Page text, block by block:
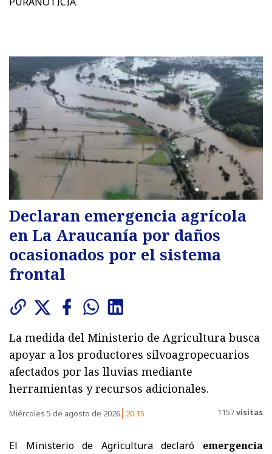
Declaran emergencia agrícola
en La Araucanía por daños
ocasionados por el sistema
frontal
La medida del Ministerio de Agricultura busca
apoyar a los productores silvoagropecuarios
afectados por las lluvias mediante
herramientas y recursos adicionales.
Miércoles 5 de agosto de 2026 20:15 1157visitas
El Ministerio de Agricultura declaró emergencia